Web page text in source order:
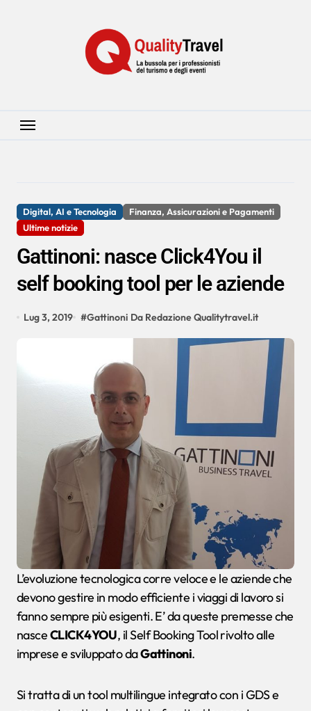
Digital, AI e Tecnologia
Finanza, Assicurazioni e Pagamenti
Ultime notizie
Gattinoni: nasce Click4You il
self booking tool per le aziende
Lug 3, 2019 #Gattinoni Da Redazione Qualitytravel.it
L’evoluzione tecnologica corre veloce e le aziende che
devono gestire in modo efficiente i viaggi di lavoro si
fanno sempre più esigenti. E’ da queste premesse che
nasceCLICK4YOU, il Self Booking Tool rivolto alle
imprese e sviluppato daGattinoni.
Si tratta di un tool multilingue integrato con i GDS e